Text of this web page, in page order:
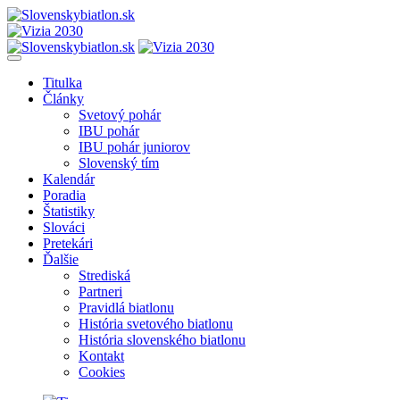
Titulka
Články
Svetový pohár
IBU pohár
IBU pohár juniorov
Slovenský tím
Kalendár
Poradia
Štatistiky
Slováci
Pretekári
Ďalšie
Strediská
Partneri
Pravidlá biatlonu
História svetového biatlonu
História slovenského biatlonu
Kontakt
Cookies